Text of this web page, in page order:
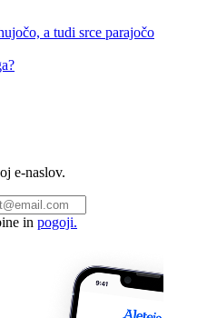
a tudi srce parajočo
e-naslov.
in pogoji.